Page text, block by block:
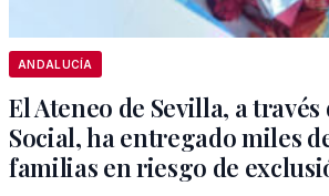
ANDALUCÍA
El Ateneo de Sevilla, a
Social, ha entregado miles
familias en riesgo de